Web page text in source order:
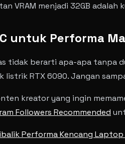
VRAM menjadi 32GB
untuk Performa
tidak berarti apa-apa tanpa
listrik RTX 6090. Jangan
kreator yang ingin
Followers Recommended
Performa Kencang Laptop